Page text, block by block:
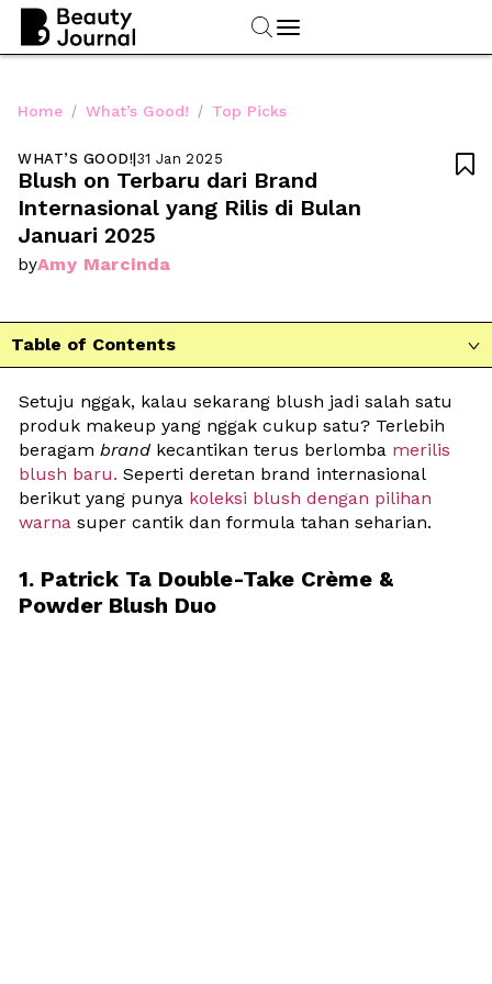
Home / What’s Good! / Top Picks
WHAT’S GOOD!|31 Jan 2025
Blush on Terbaru dari Brand
Internasional yang Rilis di Bulan
Januari 2025
byAmy Marcinda

Table of Contents 
Setuju nggak, kalau sekarang blush jadi salah satu
produk makeup yang nggak cukup satu? Terlebih
beragam brand kecantikan terus berlomba merilis
blush baru. Seperti deretan brand internasional
berikut yang punya koleksi blush dengan pilihan
warna super cantik dan formula tahan seharian.
1. Patrick Ta Double-Take Crème &
Powder Blush Duo